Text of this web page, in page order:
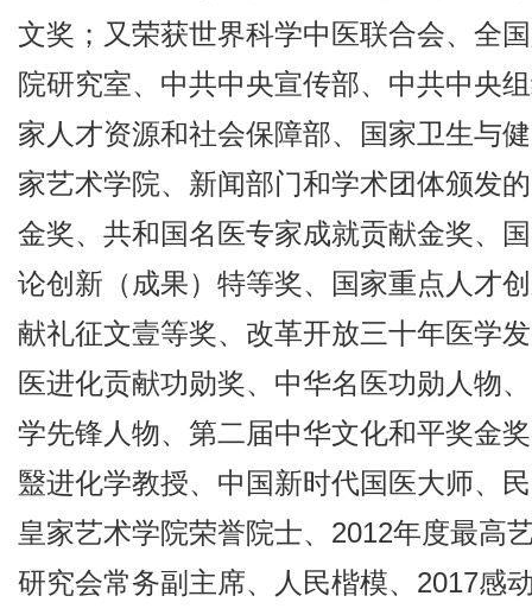
文奖；又荣获世界科学中医联合会、全
院研究室、中共中央宣传部、中共中央
家人才资源和社会保障部、国家卫生与
家艺术学院、新闻部门和学术团体颁发
金奖、共和国名医专家成就贡献金奖、
论创新（成果）特等奖、国家重点人才
献礼征文壹等奖、改革开放三十年医学
医进化贡献功勋奖、中华名医功勋人物
学先锋人物、第二届中华文化和平奖金
毉进化学教授、中国新时代国医大师、
皇家艺术学院荣誉院士、2012年度最高
研究会常务副主席、人民楷模、2017感